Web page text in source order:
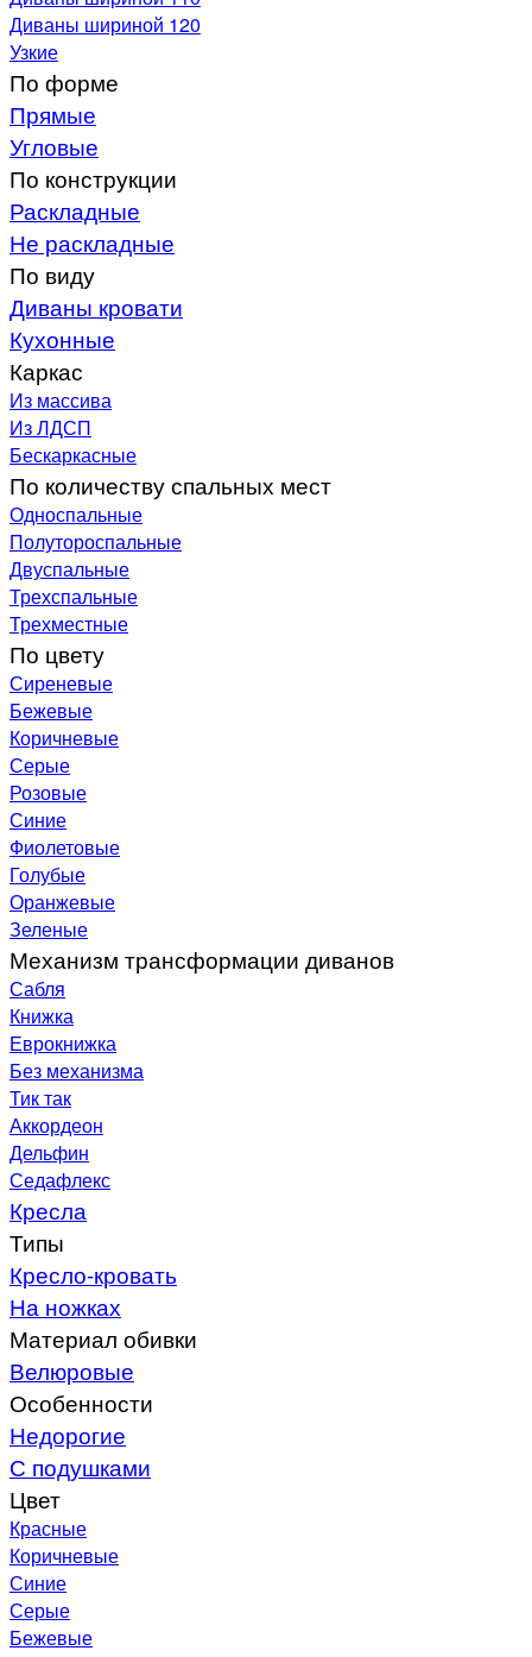
Диваны шириной 120
Узкие
По форме
Прямые
Угловые
По конструкции
Раскладные
Не раскладные
По виду
Диваны кровати
Кухонные
Каркас
Из массива
Из ЛДСП
Бескаркасные
По количеству спальных мест
Односпальные
Полутороспальные
Двуспальные
Трехспальные
Трехместные
По цвету
Сиреневые
Бежевые
Коричневые
Серые
Розовые
Синие
Фиолетовые
Голубые
Оранжевые
Зеленые
Механизм трансформации диванов
Сабля
Книжка
Еврокнижка
Без механизма
Тик так
Аккордеон
Дельфин
Седафлекс
Кресла
Типы
Кресло-кровать
На ножках
Материал обивки
Велюровые
Особенности
Недорогие
С подушками
Цвет
Красные
Коричневые
Синие
Серые
Бежевые